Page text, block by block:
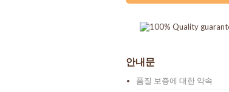
안내문
품질 보증에 대한 약속